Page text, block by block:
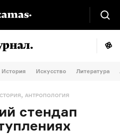
История Искусство Литература
, АНТРОПОЛОГИЯ
стендап